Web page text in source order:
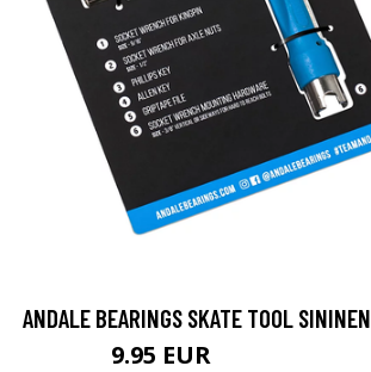
ANDALE BEARINGS SKATE TOOL SININEN
9.95 EUR